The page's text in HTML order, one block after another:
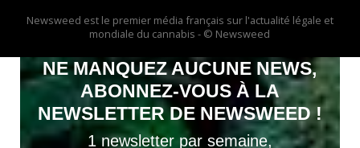
Newsweed est le premier média français sur l'actualité légale et
mondiale du cannabis - © Newsweed
NE MANQUEZ AUCUNE NEWS,
ABONNEZ-VOUS À LA
NEWSLETTER DE NEWSWEED !
1 newsletter par semaine,